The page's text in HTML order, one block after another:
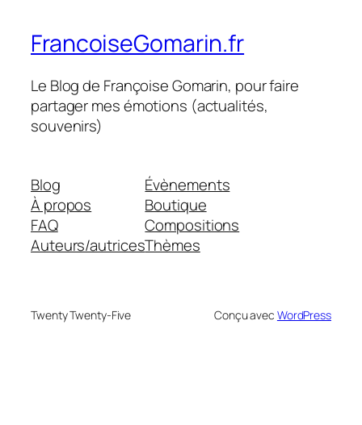
FrancoiseGomarin.fr
Le Blog de Françoise Gomarin, pour faire
partager mes émotions (actualités,
souvenirs)
Blog
À propos
FAQ
Auteurs/autrices
Évènements
Boutique
Compositions
Thèmes
Twenty Twenty-Five Conçu avec WordPress